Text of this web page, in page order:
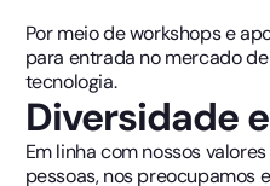
Por meio de workshops e
para entrada no mercado
tecnologia.
Diversidade
Em linha com nossos
pessoas, nos preocupamos